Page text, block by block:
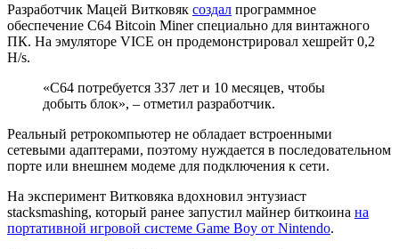
Разработчик Мацей Витковяк создал программное
обеспечение C64 Bitcoin Miner специально для винтажного
ПК. На эмуляторе VICE он продемонстрировал хешрейт 0,2
H/s.
«C64 потребуется 337 лет и 10 месяцев, чтобы
добыть блок», – отметил разработчик.
Реальный ретрокомпьютер не обладает встроенными
сетевыми адаптерами, поэтому нуждается в последовательном
порте или внешнем модеме для подключения к сети.
На эксперимент Витковяка вдохновил энтузиаст
stacksmashing, который ранее запустил майнер биткоина на
портативной игровой системе Game Boy от Nintendo.